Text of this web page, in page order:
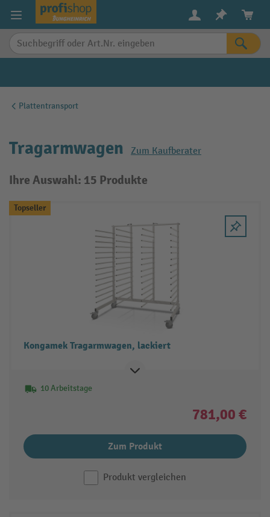
springen
Plattentransport
Tragarmwagen Zum Kaufberater
Ihre Auswahl: 15 Produkte
Topseller
Kongamek Tragarmwagen, lackiert
10 Arbeitstage
781,00 €
Zum Produkt
Produkt vergleichen